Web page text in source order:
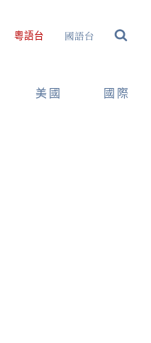
粵語台 國語台
美國 國際